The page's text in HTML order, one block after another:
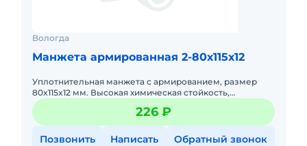
Вологда
Манжета армированная 2-80х115х12
Уплотнительная манжета с армированием, размер
80x115x12 мм. Высокая химическая стойкость,
выдерживает высокое давление. Обеспечивает
надежную герметичность.226 ₽
Позвонить Написать Обратный звонок